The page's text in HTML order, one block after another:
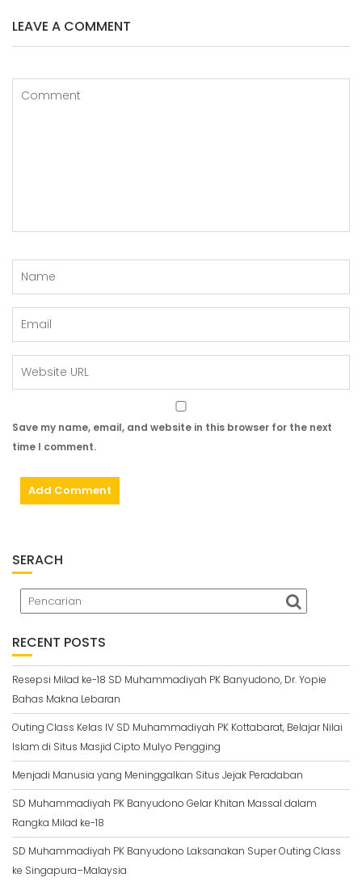
LEAVE A COMMENT
Save my name, email, and website in this browser for the next
time I comment.
SERACH
RECENT POSTS
Resepsi Milad ke-18 SD Muhammadiyah PK Banyudono, Dr. Yopie
Bahas Makna Lebaran
Outing Class Kelas IV SD Muhammadiyah PK Kottabarat, Belajar Nilai
Islam di Situs Masjid Cipto Mulyo Pengging
Menjadi Manusia yang Meninggalkan Situs Jejak Peradaban
SD Muhammadiyah PK Banyudono Gelar Khitan Massal dalam
Rangka Milad ke-18
SD Muhammadiyah PK Banyudono Laksanakan Super Outing Class
ke Singapura–Malaysia